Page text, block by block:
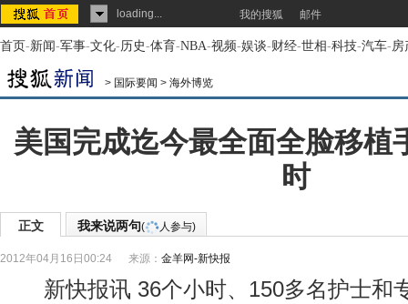
loading... 我的搜狐 邮件
首页-新闻-军事-文化-历史-体育-NBA-视频-娱谈-财经-世相-科技-汽车-房
> 国际要闻 > 海外博览
美国完成迄今最全面全脸移植
时
正文 我来说两句( 人参与)
2012年04月16日00:24 来源： 金羊网-新快报
新快报讯 36个小时、150多名护士和